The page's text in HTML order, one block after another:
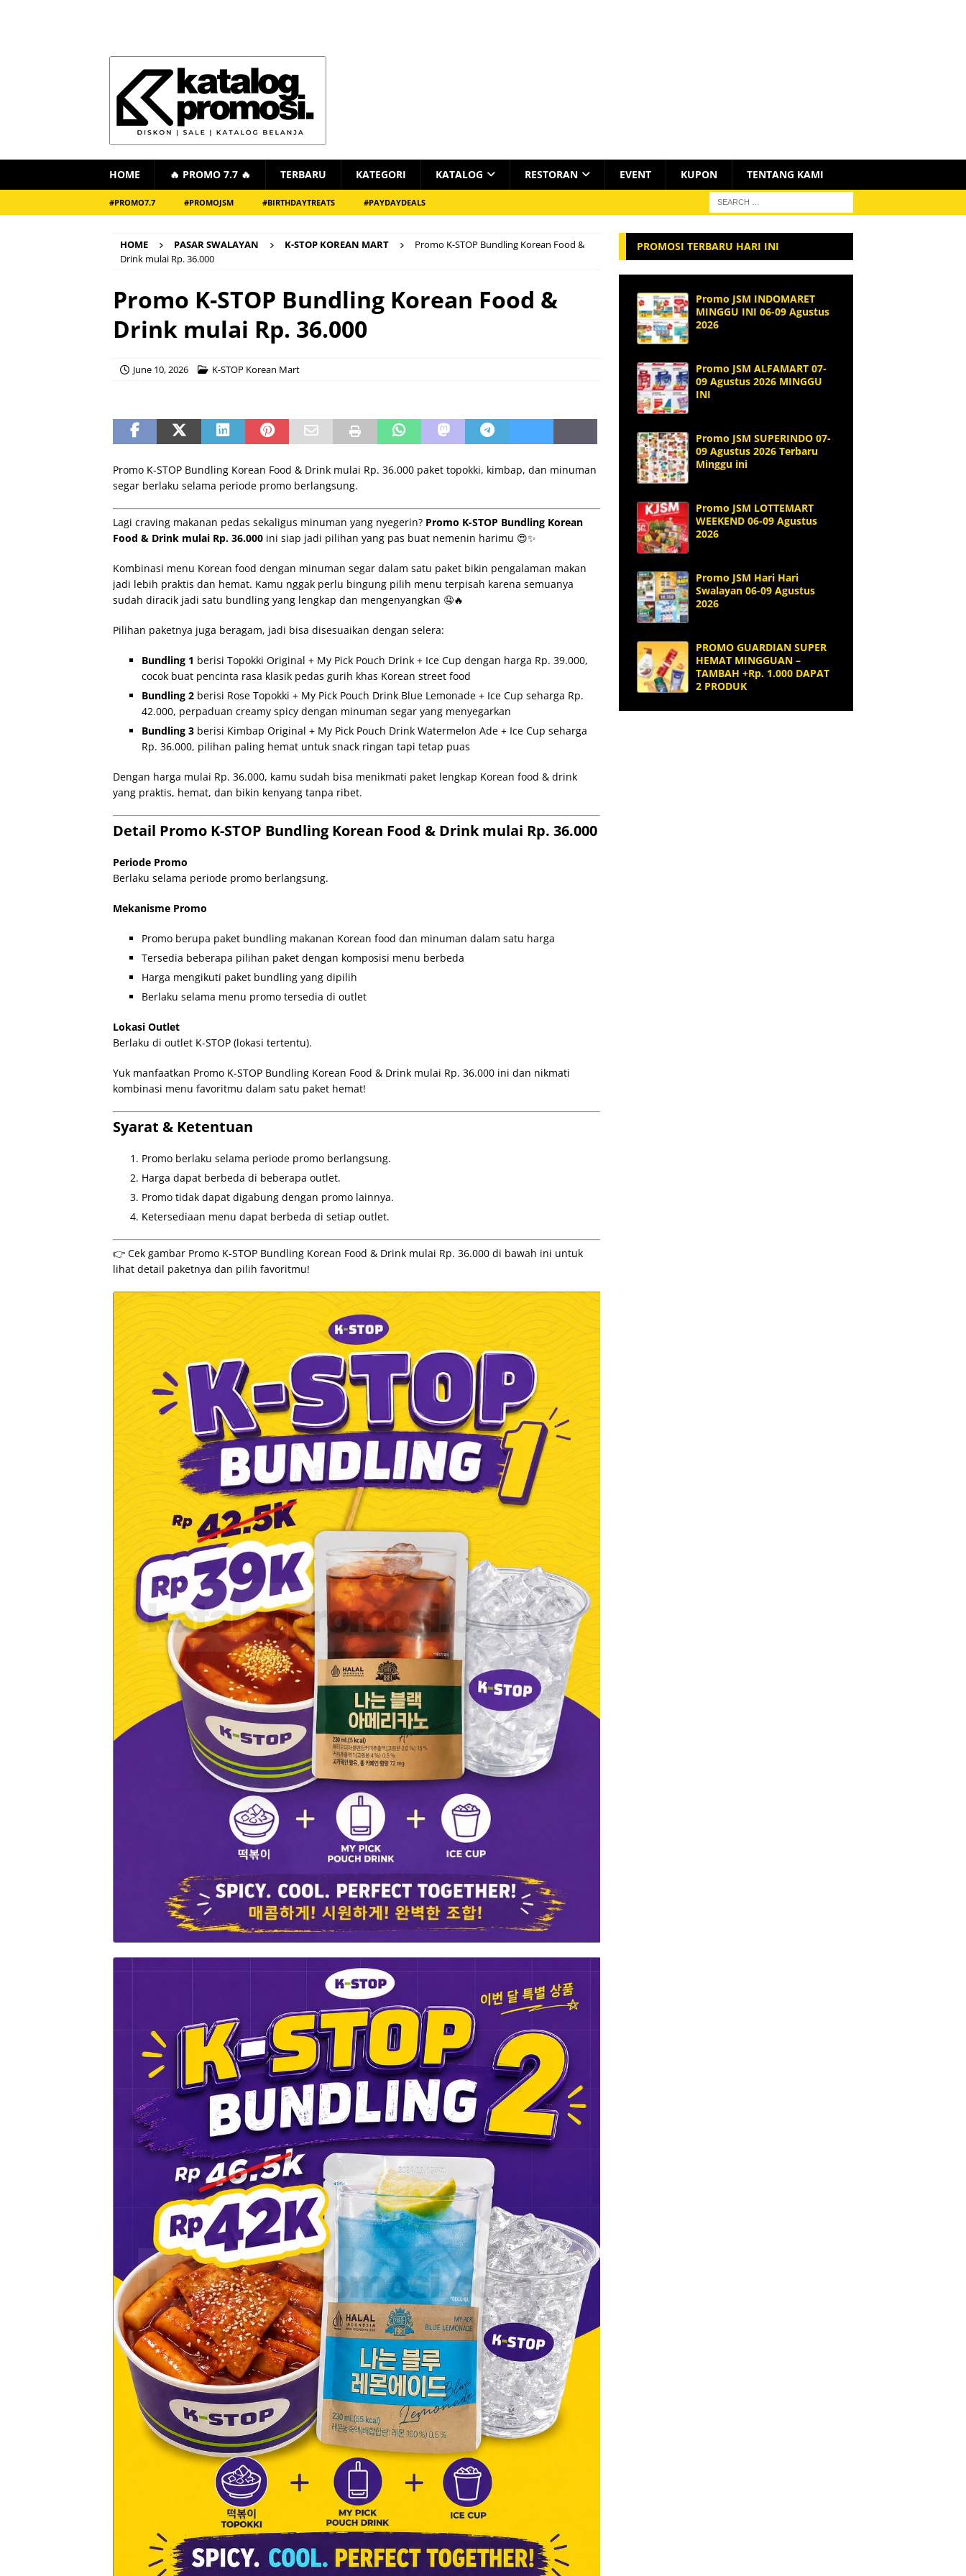
HOME 🔥 PROMO 7.7 🔥 TERBARU KATEGORI KATALOG RESTORAN EVENT KUPON TENTANG KAMI
#PROMO7.7 #PROMOJSM #BIRTHDAYTREATS #PAYDAYDEALS
HOME PASAR SWALAYAN K-STOP KOREAN MART
Promo K-STOP Bundling Korean Food &
Drink mulai Rp. 36.000
Promo K-STOP Bundling Korean Food &
Drink mulai Rp. 36.000
June 10, 2026 K-STOP Korean Mart
Promo K-STOP Bundling Korean Food & Drink mulai Rp. 36.000 paket topokki, kimbap, dan minuman
segar berlaku selama periode promo berlangsung.
Lagi craving makanan pedas sekaligus minuman yang nyegerin? Promo K-STOP Bundling Korean
Food & Drink mulai Rp. 36.000 ini siap jadi pilihan yang pas buat nemenin harimu 😍✨
Kombinasi menu Korean food dengan minuman segar dalam satu paket bikin pengalaman makan
jadi lebih praktis dan hemat. Kamu nggak perlu bingung pilih menu terpisah karena semuanya
sudah diracik jadi satu bundling yang lengkap dan mengenyangkan 🤤🔥
Pilihan paketnya juga beragam, jadi bisa disesuaikan dengan selera:
Bundling 1 berisi Topokki Original + My Pick Pouch Drink + Ice Cup dengan harga Rp. 39.000,
cocok buat pencinta rasa klasik pedas gurih khas Korean street food
Bundling 2 berisi Rose Topokki + My Pick Pouch Drink Blue Lemonade + Ice Cup seharga Rp.
42.000, perpaduan creamy spicy dengan minuman segar yang menyegarkan
Bundling 3 berisi Kimbap Original + My Pick Pouch Drink Watermelon Ade + Ice Cup seharga
Rp. 36.000, pilihan paling hemat untuk snack ringan tapi tetap puas
Dengan harga mulai Rp. 36.000, kamu sudah bisa menikmati paket lengkap Korean food & drink
yang praktis, hemat, dan bikin kenyang tanpa ribet.
Detail Promo K-STOP Bundling Korean Food & Drink mulai Rp. 36.000
Periode Promo
Berlaku selama periode promo berlangsung.
Mekanisme Promo
Promo berupa paket bundling makanan Korean food dan minuman dalam satu harga
Tersedia beberapa pilihan paket dengan komposisi menu berbeda
Harga mengikuti paket bundling yang dipilih
Berlaku selama menu promo tersedia di outlet
Lokasi Outlet
Berlaku di outlet K-STOP (lokasi tertentu).
Yuk manfaatkan Promo K-STOP Bundling Korean Food & Drink mulai Rp. 36.000 ini dan nikmati
kombinasi menu favoritmu dalam satu paket hemat!
Syarat & Ketentuan
Promo berlaku selama periode promo berlangsung.
Harga dapat berbeda di beberapa outlet.
Promo tidak dapat digabung dengan promo lainnya.
Ketersediaan menu dapat berbeda di setiap outlet.
👉 Cek gambar Promo K-STOP Bundling Korean Food & Drink mulai Rp. 36.000 di bawah ini untuk
lihat detail paketnya dan pilih favoritmu!
PROMOSI TERBARU HARI INI
Promo JSM INDOMARET
MINGGU INI 06-09 Agustus
2026
Promo JSM ALFAMART 07-
09 Agustus 2026 MINGGU
INI
Promo JSM SUPERINDO 07-
09 Agustus 2026 Terbaru
Minggu ini
Promo JSM LOTTEMART
WEEKEND 06-09 Agustus
2026
Promo JSM Hari Hari
Swalayan 06-09 Agustus
2026
PROMO GUARDIAN SUPER
HEMAT MINGGUAN –
TAMBAH +Rp. 1.000 DAPAT
2 PRODUK